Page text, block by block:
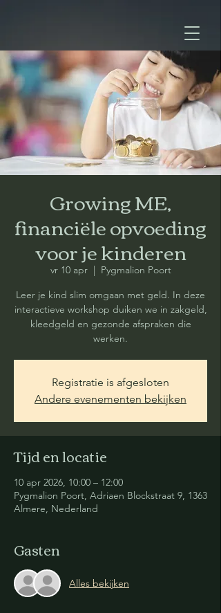
Growing ME,
financiële opvoeding
voor je kinderen
vr 10 apr
  |
Pygmalion Poort
Leer je kind slim omgaan met geld. In deze
interactieve workshop duiken we in zakgeld,
kleedgeld en gezonde afspraken die
werken.
Registratie is afgesloten
Andere evenementen bekijken
Tijd en locatie
10 apr 2026, 10:00 – 12:00
Pygmalion Poort, Adriaen Blockstraat 9, 1363
Almere, Nederland
Gasten
Alles bekijken